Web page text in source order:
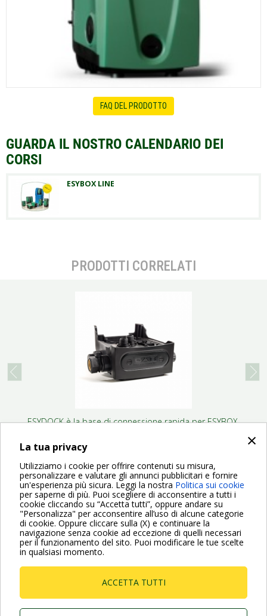
×
La tua privacy
Utilizziamo i cookie per offrire contenuti su misura,
personalizzare e valutare gli annunci pubblicitari e fornire
un'esperienza più sicura. Leggi la nostra Politica sui cookie
per saperne di più. Puoi scegliere di acconsentire a tutti i
cookie cliccando su “Accetta tutti”, oppure andare su
"Personalizza" per acconsentire all’uso di alcune categorie
di cookie. Oppure cliccare sulla (X) e continuare la
navigazione senza cookie ad eccezione di quelli necessari
per il funzionamento del sito. Puoi modificare le tue scelte
in qualsiasi momento.
ACCETTA TUTTI
FAQ DEL PRODOTTO
GUARDA IL NOSTRO CALENDARIO DEI
CORSI
ESYBOX LINE
PRODOTTI CORRELATI
ESYDOCK è la base di connessione rapida per ESYBOX.
prev next
Per maggiori informazioni consulta anche le Domande più
Frequenti
VAI ALLA PAGINA FAQ